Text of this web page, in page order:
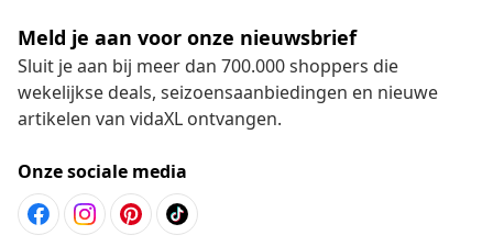
Meld je aan voor onze nieuwsbrief
Sluit je aan bij meer dan 700.000 shoppers die
wekelijkse deals, seizoensaanbiedingen en nieuwe
artikelen van vidaXL ontvangen.
Onze sociale media